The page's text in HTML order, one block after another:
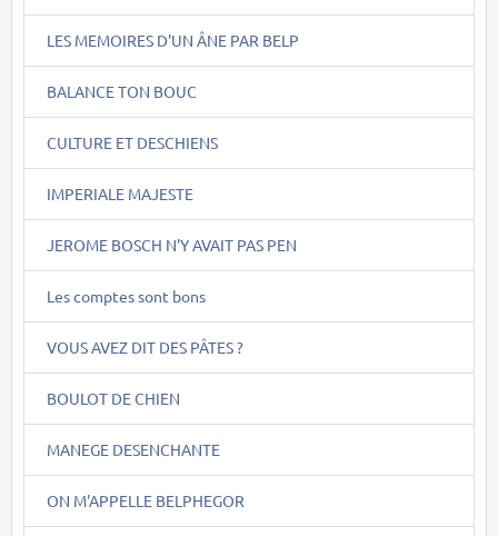
LES MEMOIRES D'UN ÂNE PAR BELP
BALANCE TON BOUC
CULTURE ET DESCHIENS
IMPERIALE MAJESTE
JEROME BOSCH N'Y AVAIT PAS PEN
Les comptes sont bons
VOUS AVEZ DIT DES PÂTES ?
BOULOT DE CHIEN
MANEGE DESENCHANTE
ON M'APPELLE BELPHEGOR